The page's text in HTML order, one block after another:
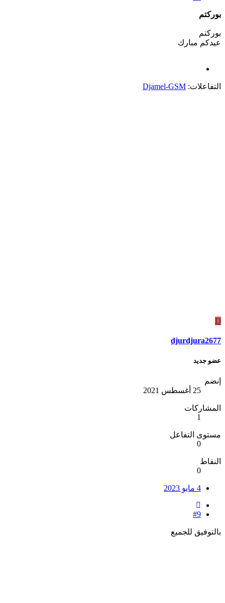
بوركتم
بوركتم
عيدكم مبارك
التفاعلات: Djamel-GSM
D
djurdjura2677
عضو جديد
إنضم
25 أغسطس 2021
المشاركات
1
مستوى التفاعل
0
النقاط
0
4 مايو 2023
#9
بالتوفيق للجميع